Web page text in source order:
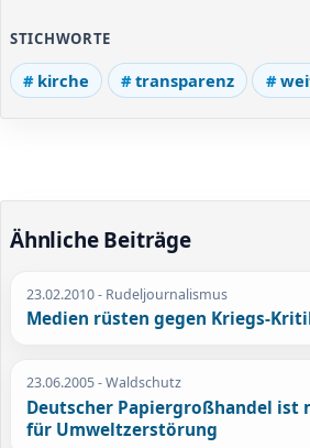
STICHWORTE
kirche transparenz
Ähnliche Beiträge
23.02.2010- Rudeljournalismus
Medien rüsten gegen Kriegs-
23.06.2005- Waldschutz
Deutscher Papiergroßhandel
für Umweltzerstörung